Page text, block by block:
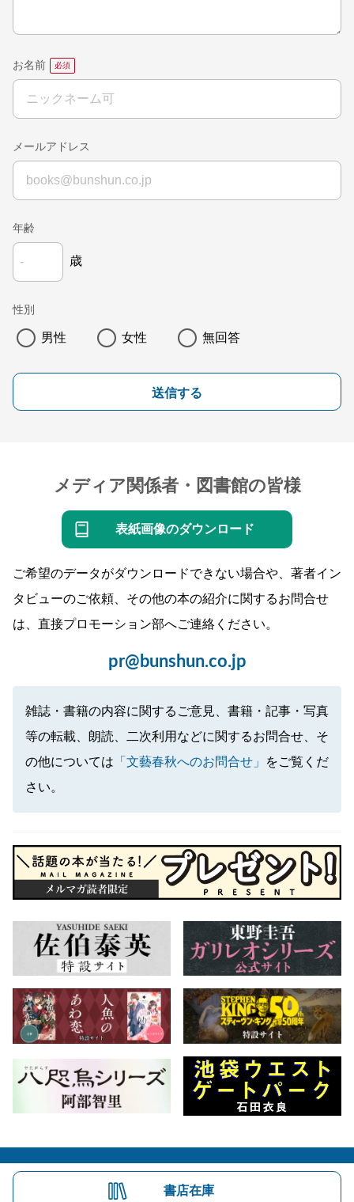
お名前
メールアドレス
年齢
歳
性別
男性 女性 無回答
送信する
メディア関係者・図書館の皆様
表紙画像のダウンロード
ご希望のデータがダウンロードできない場合や、著者イン
タビューのご依頼、その他の本の紹介に関するお問合せ
は、直接プロモーション部へご連絡ください。
pr@bunshun.co.jp
雑誌・書籍の内容に関するご意見、書籍・記事・写真
等の転載、朗読、二次利用などに関するお問合せ、そ
の他については 「文藝春秋へのお問合せ」
をご覧くだ
さい。
書店在庫
会社概要 自費出版のご案内 お問合せ
株式会社文藝春秋 文春オンライン Number Web